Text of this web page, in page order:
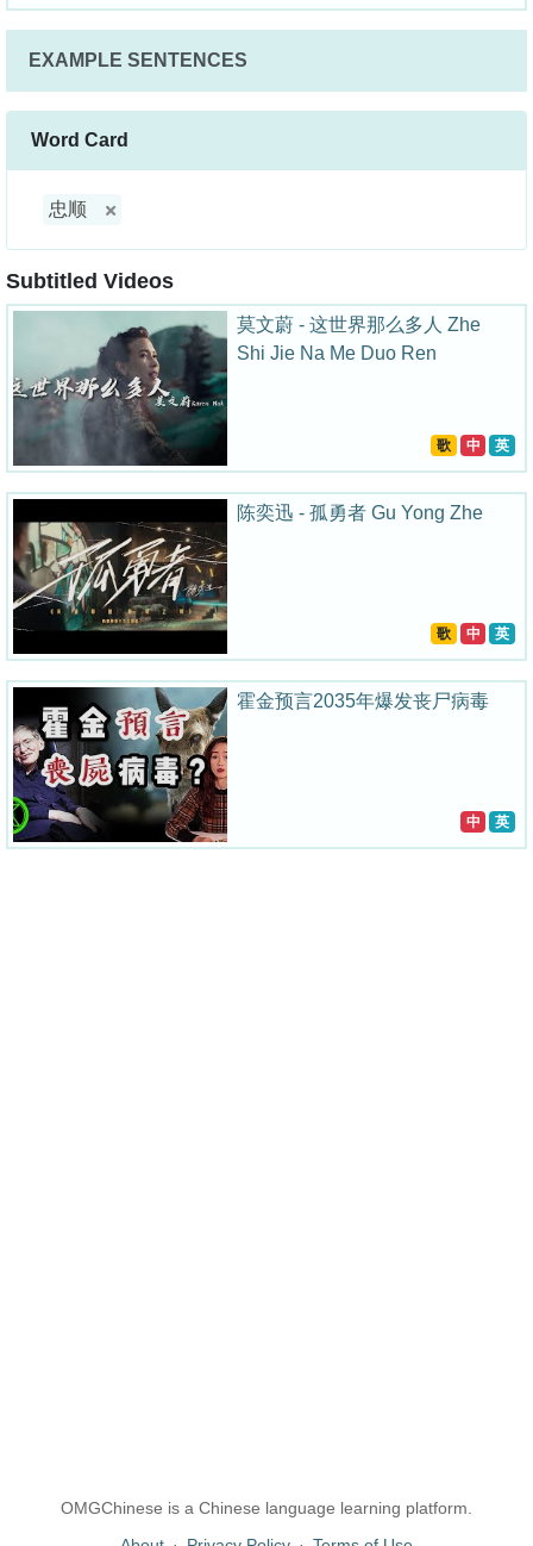
EXAMPLE SENTENCES
Word Card
忠顺
Subtitled Videos
莫文蔚 - 这世界那么多人 Zhe
Shi Jie Na Me Duo Ren
歌 中 英
陈奕迅 - 孤勇者 Gu Yong Zhe
歌 中 英
霍金预言2035年爆发丧尸病毒
中 英
OMGChinese is a Chinese language learning platform.